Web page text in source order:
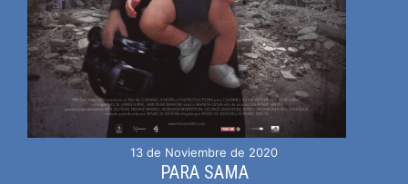
13 de Noviembre de 2020
PARA SAMA